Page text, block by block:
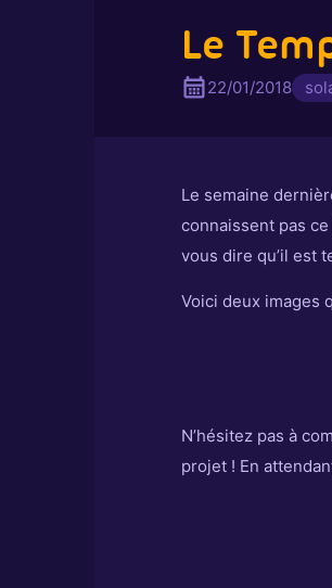
Le
22/01/2018
Le semaine
connaissent pas
vous dire qu’il est
Voici deux images
N’hésitez pas à
projet ! En